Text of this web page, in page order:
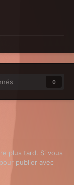
0
plus tard. Si vous
pour publier avec